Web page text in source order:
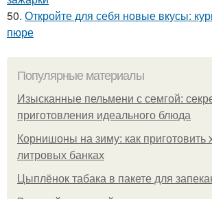
50. Откройте для себя новые вкусы:
пюре
Популярные материалы
Изысканные пельмени с семгой:
приготовления идеального блюда
Корнишоны на зиму: как приготовить
литровых банках
Цыплёнок табака в пакете для